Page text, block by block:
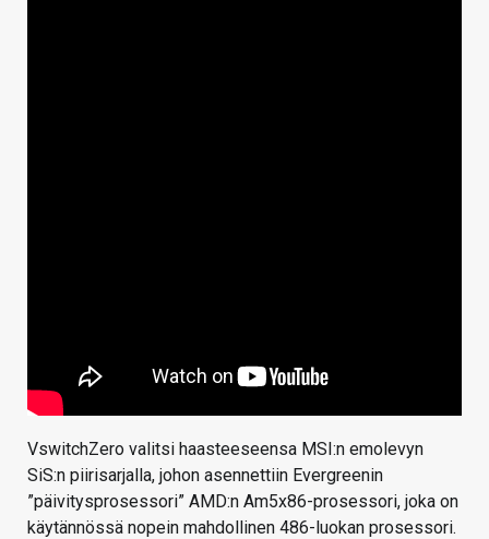
VswitchZero valitsi haasteeseensa MSI:n emolevyn
SiS:n piirisarjalla, johon asennettiin Evergreenin
”päivitysprosessori” AMD:n Am5x86-prosessori, joka on
käytännössä nopein mahdollinen 486-luokan prosessori.